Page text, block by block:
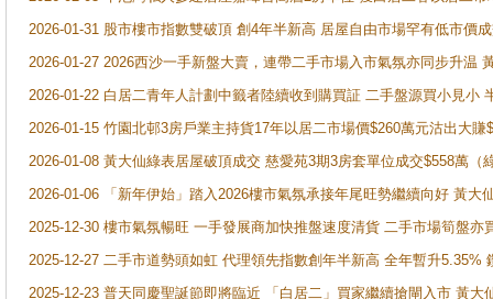
2026-01-31 股市樓市指數雙破頂 創4年半新高 居屋自由市場罕有低市價
2026-01-27 2026西沙一手新盤大賣，連帶二手市場入市氣氛亦同步升温
2026-01-22 白居二青年人計劃中籤者陸續收到購買証 二手盤源買小見小
2026-01-15 竹園北邨3房戶業主持貨17年以居二市場價$260萬元沽出大賺
2026-01-08 黃大仙綠表居屋破頂成交 慈愛苑3期3房套單位成交$558萬（
2026-01-06 「新年伊始」踏入2026樓市氣氛承接年尾旺勢繼續向好 黃
2025-12-30 樓市氣氛暢旺 一手發展商加快推盤速度清貨 二手市場筍盤
2025-12-27 二手市道勢頭如虹 代理領先指數創年半新高 全年暫升5.35%
2025-12-23 普天同慶聖誕節即將臨近 「白居二」買家繼續搶閘入市 黃